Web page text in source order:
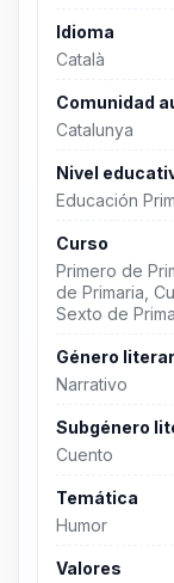
Idioma
Català
Comunidad
Catalunya
Nivel
Educación
Curso
Primero de
de Primaria,
Sexto de
Género
Narrativo
Subgénero
Cuento
Temática
Humor
Valores